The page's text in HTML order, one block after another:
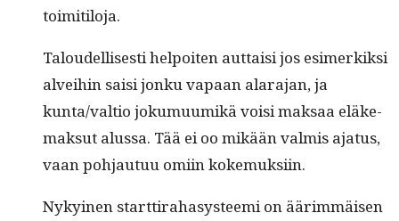
toimitiloja.
Taloudel­lis­es­ti helpoiten aut­taisi jos esimerkik­si
alvei­hin saisi jonku vapaan alara­jan, ja
kunta/valtio joku­muumikä voisi mak­saa eläke­
mak­sut alus­sa. Tää ei oo mikään valmis aja­tus,
vaan poh­jau­tuu omi­in kokemuksiin.
Nykyi­nen start­ti­ra­hasys­tee­mi on äärim­mäisen